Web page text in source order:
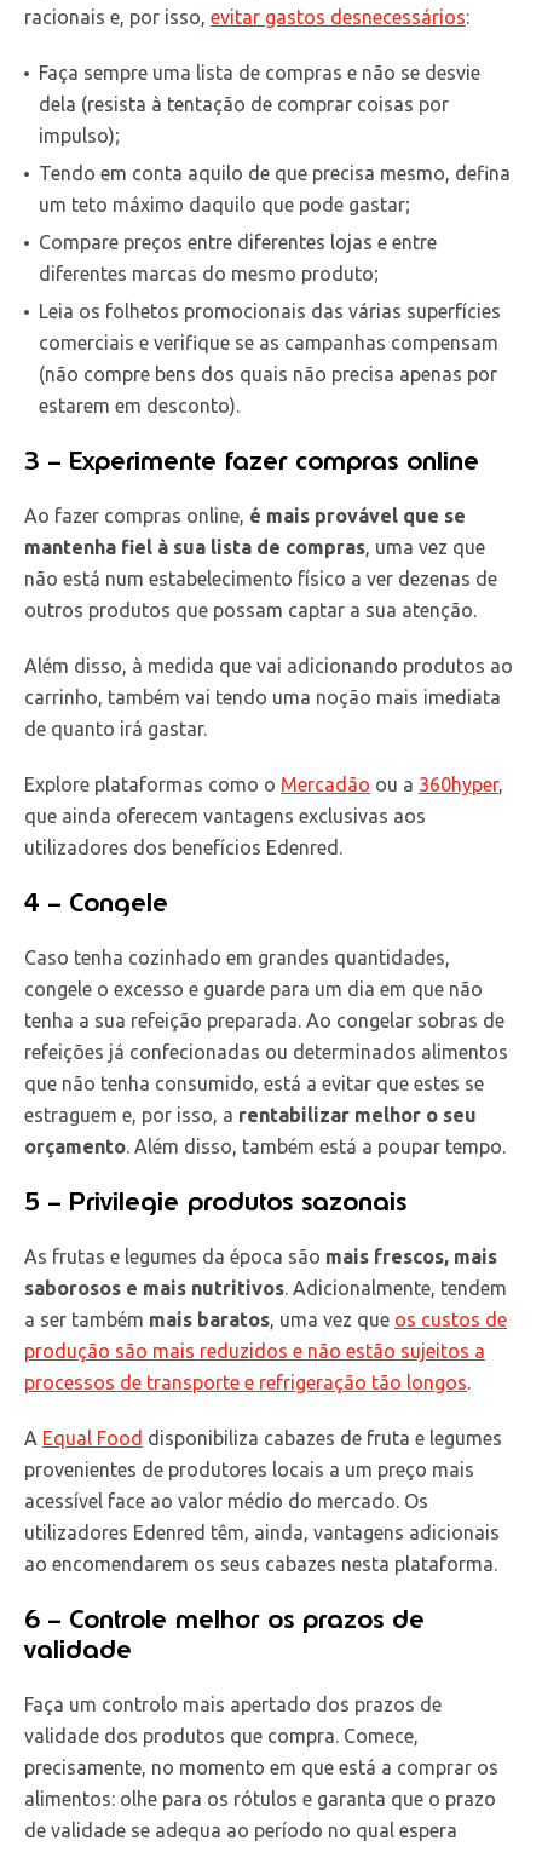
racionais e, por isso, evitar gastos desnecessários:
Faça sempre uma lista de compras e não se desvie
dela (resista à tentação de comprar coisas por
impulso);
Tendo em conta aquilo de que precisa mesmo, defina
um teto máximo daquilo que pode gastar;
Compare preços entre diferentes lojas e entre
diferentes marcas do mesmo produto;
Leia os folhetos promocionais das várias superfícies
comerciais e verifique se as campanhas compensam
(não compre bens dos quais não precisa apenas por
estarem em desconto).
3 – Experimente fazer compras online
Ao fazer compras online, é mais provável que se
mantenha fiel à sua lista de compras , uma vez que
não está num estabelecimento físico a ver dezenas de
outros produtos que possam captar a sua atenção.
Além disso, à medida que vai adicionando produtos ao
carrinho, também vai tendo uma noção mais imediata
de quanto irá gastar.
Explore plataformas como o Mercadão ou a 360hyper,
que ainda oferecem vantagens exclusivas aos
utilizadores dos benefícios Edenred.
4 – Congele
Caso tenha cozinhado em grandes quantidades,
congele o excesso e guarde para um dia em que não
tenha a sua refeição preparada. Ao congelar sobras de
refeições já confecionadas ou determinados alimentos
que não tenha consumido, está a evitar que estes se
estraguem e, por isso, a rentabilizar melhor o seu
orçamento . Além disso, também está a poupar tempo.
5 – Privilegie produtos sazonais
As frutas e legumes da época são mais frescos, mais
saborosos e mais nutritivos . Adicionalmente, tendem
a ser também mais baratos , uma vez que os custos de
produção são mais reduzidos e não estão sujeitos a
processos de transporte e refrigeração tão longos
A Equal Food disponibiliza cabazes de fruta e legumes
provenientes de produtores locais a um preço mais
acessível face ao valor médio do mercado. Os
utilizadores Edenred têm, ainda, vantagens adicionais
ao encomendarem os seus cabazes nesta plataforma.
6 – Controle melhor os prazos de
validade
Faça um controlo mais apertado dos prazos de
validade dos produtos que compra. Comece,
precisamente, no momento em que está a comprar os
alimentos: olhe para os rótulos e garanta que o prazo
de validade se adequa ao período no qual espera